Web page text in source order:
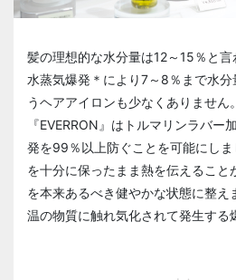
髪の理想的な水分量は12～15％と言
水蒸気爆発＊により7～8％まで水分
うヘアアイロンも少なくありません
『EVERRON』はトルマリンラバー
発を99％以上防ぐことを可能にし
を十分に保ったまま熱を伝えること
を本来あるべき健やかな状態に整
温の物質に触れ気化されて発生する